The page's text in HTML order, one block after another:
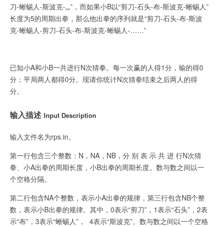
刀-蜥蜴人-斯波克-„„”，而如果小B以“剪刀-石头-布-斯波克-蜥蜴人”
长度为5的周期出拳，那么他出拳的序列就是“剪刀-石头-布-斯波
克-蜥蜴人-剪刀-石头-布-斯波克-蜥蜴人-……”
已知小A和小B一共进行N次猜拳。每一次赢的人得1分，输的得0
分；平局两人都得0分。现请你统计N次猜拳结束之后两人的得
分。
输入描述 Input Description
输入文件名为rps.in。
第一行包含三个整数：N，NA，NB，分 别 表 示 共 进 行N次猜
拳、小A出拳的周期长度，小B出拳的周期长度。数与数之间以一
个空格分隔。
第二行包含NA个整数，表示小A出拳的规律，第三行包含NB个整
数，表示小B出拳的规律。其中，0表示“剪刀”，1表示“石头”，2表
示“布”，3表示“蜥蜴人”， 4表示“斯波克”。数与数之间以一个空格